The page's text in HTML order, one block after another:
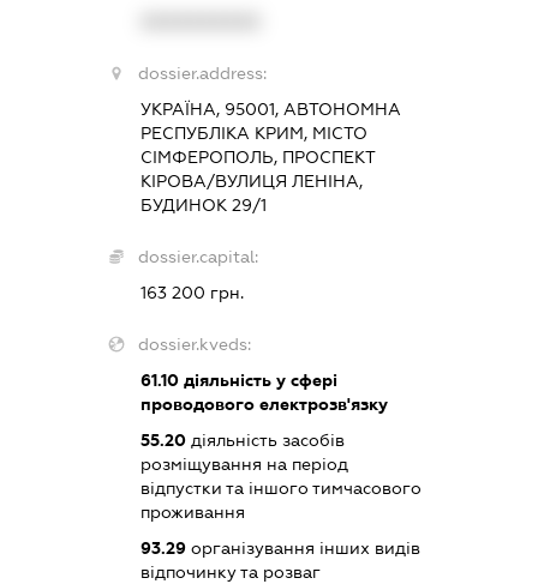
dossier.address:
УКРАЇНА, 95001, АВТОНОМНА
РЕСПУБЛІКА КРИМ, МІСТО
СІМФЕРОПОЛЬ, ПРОСПЕКТ
КІРОВА/ВУЛИЦЯ ЛЕНІНА,
БУДИНОК 29/1
dossier.capital:
163 200 грн.
dossier.kveds:
61.10діяльність у сфері
проводового електрозв'язку
55.20діяльність засобів
розміщування на період
відпустки та іншого тимчасового
проживання
93.29організування інших видів
відпочинку та розваг